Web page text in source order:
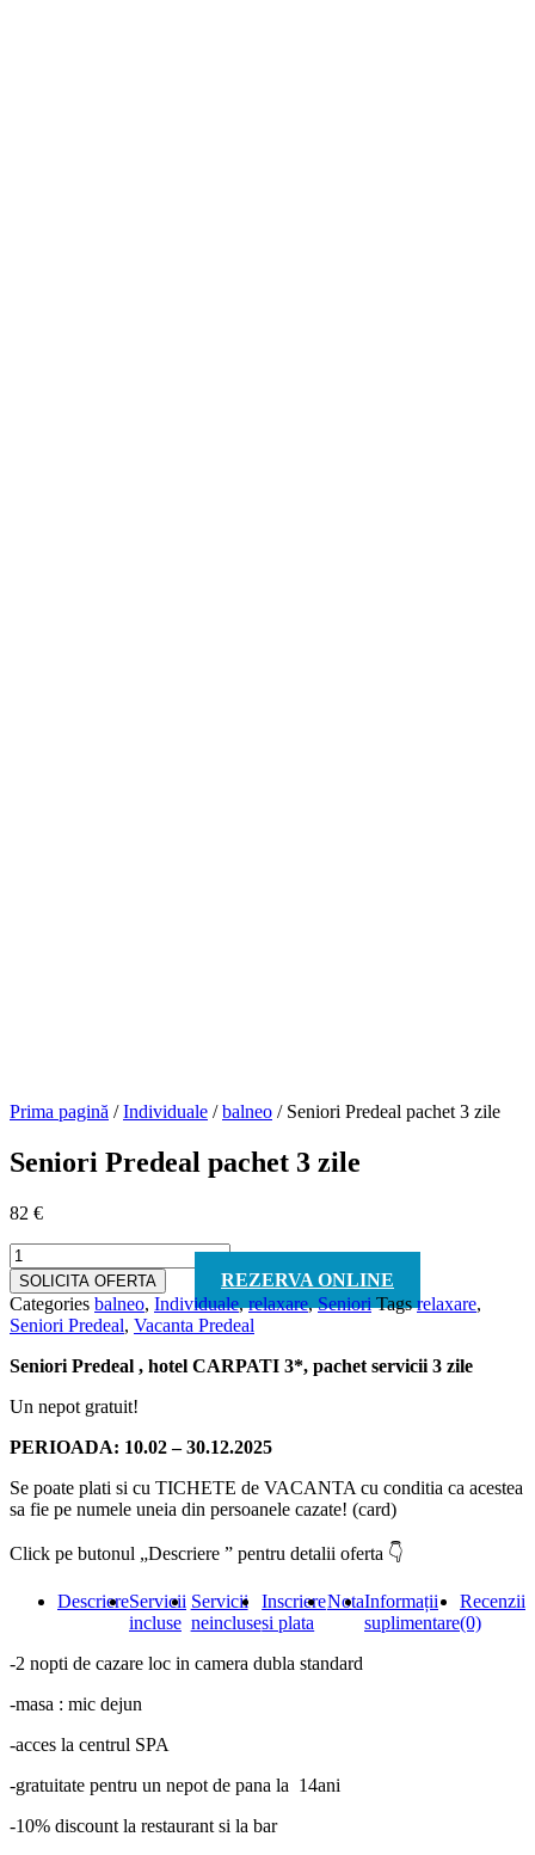
Prima pagină /Individuale /balneo / Seniori Predeal pachet 3 zile
Seniori Predeal pachet 3 zile
82 €
Cantitate
Seniori
Predeal
pachet
3
zile
SOLICITA OFERTA
REZERVA ONLINE
Categories balneo, Individuale,relaxare,Seniori Tags relaxare,
Seniori Predeal, Vacanta Predeal
Seniori Predeal , hotel CARPATI 3*, pachet servicii 3 zile
Un nepot gratuit!
PERIOADA: 10.02 – 30.12.2025
Se poate plati si cu TICHETE de VACANTA cu conditia ca acestea
sa fie pe numele uneia din persoanele cazate! (card)
Click pe butonul „Descriere ” pentru detalii oferta 👇
Servicii
incluse
Servicii
neincluse
Inscriere
si plata
Nota
Descriere
Informații
suplimentare
Recenzii
(0)
-2 nopti de cazare loc in camera dubla standard
-masa : mic dejun
-acces la centrul SPA
-gratuitate pentru un nepot de pana la 14ani
-10% discount la restaurant si la bar